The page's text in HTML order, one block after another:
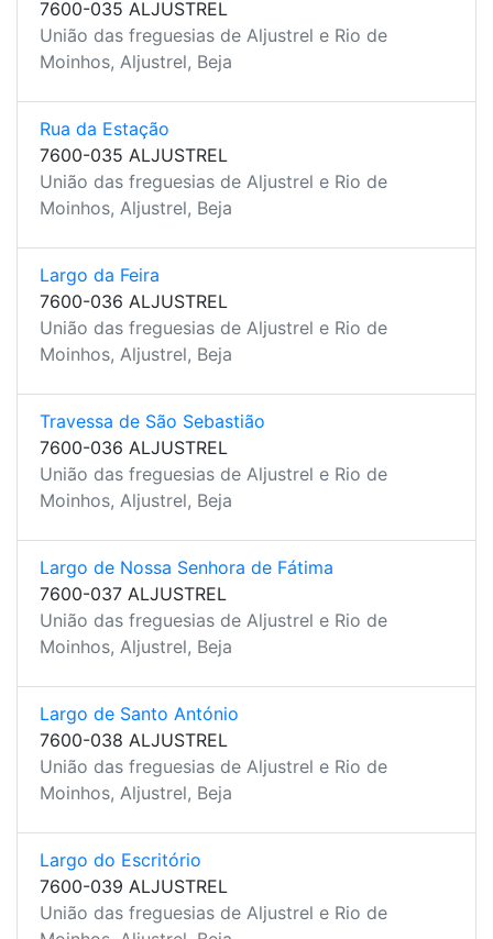
7600-035 ALJUSTREL
União das freguesias de Aljustrel e Rio de
Moinhos, Aljustrel, Beja
Rua da Estação
7600-035 ALJUSTREL
União das freguesias de Aljustrel e Rio de
Moinhos, Aljustrel, Beja
Largo da Feira
7600-036 ALJUSTREL
União das freguesias de Aljustrel e Rio de
Moinhos, Aljustrel, Beja
Travessa de São Sebastião
7600-036 ALJUSTREL
União das freguesias de Aljustrel e Rio de
Moinhos, Aljustrel, Beja
Largo de Nossa Senhora de Fátima
7600-037 ALJUSTREL
União das freguesias de Aljustrel e Rio de
Moinhos, Aljustrel, Beja
Largo de Santo António
7600-038 ALJUSTREL
União das freguesias de Aljustrel e Rio de
Moinhos, Aljustrel, Beja
Largo do Escritório
7600-039 ALJUSTREL
União das freguesias de Aljustrel e Rio de